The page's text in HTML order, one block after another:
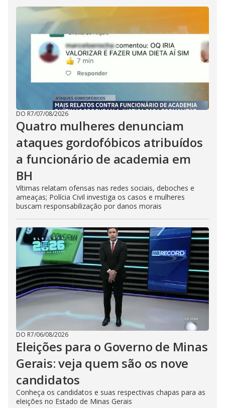
DO R7/07/08/2026
Quatro mulheres denunciam
ataques gordofóbicos atribuídos
a funcionário de academia em
BH
Vítimas relatam ofensas nas redes sociais, deboches e
ameaças; Polícia Civil investiga os casos e mulheres
buscam responsabilização por danos morais
DO R7/06/08/2026
Eleições para o Governo de Minas
Gerais: veja quem são os nove
candidatos
Conheça os candidatos e suas respectivas chapas para as
eleições no Estado de Minas Gerais